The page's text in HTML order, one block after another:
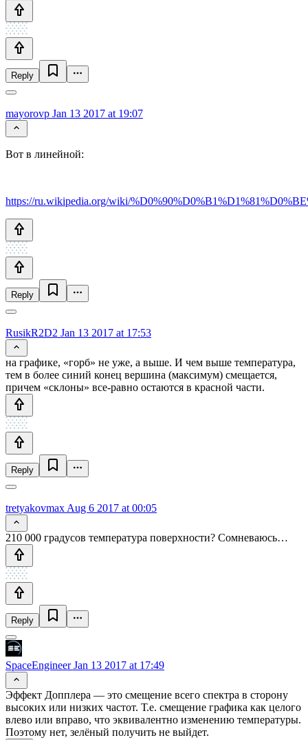
Reply
mayorovp Jan 13 2017 at 19:07
Вот в линейной:
https://ru.wikipedia.org/wiki/
Reply
RusikR2D2 Jan 13 2017 at 17:53
на графике, «горб» не уже, а выше. И чем выше температура,
тем в более синий конец вершина (максимум) смещается,
причем «склоны» все-равно остаются в красной части.
Reply
tretyakovmax Aug 6 2017 at 00:05
210 000 градусов температура поверхности? Сомневаюсь…
Reply
SpaceEngineerJan 13 2017 at 17:49
Эффект Допплера — это смещение всего спектра в сторону
высоких или низких частот. Т.е. смещение графика как целого
влево или вправо, что эквивалентно изменению температуры.
Поэтому нет, зелёный получить не выйдет.